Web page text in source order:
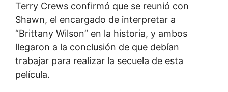
Terry Crews confirmó que se reunió con
Shawn, el encargado de interpretar a
“Brittany Wilson” en la historia, y ambos
llegaron a la conclusión de que debían
trabajar para realizar la secuela de esta
película.